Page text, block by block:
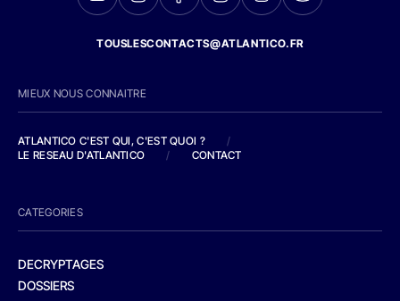
TOUSLESCONTACTS@ATLANTICO.FR
MIEUX NOUS CONNAITRE
ATLANTICO C'EST QUI, C'EST QUOI ?
/
LE RESEAU D'ATLANTICO
/ CONTACT
CATEGORIES
DECRYPTAGES
DOSSIERS